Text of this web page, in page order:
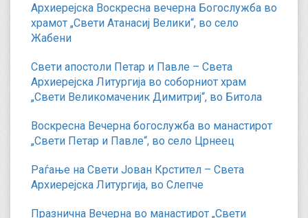
Архиерејска Воскресна вечерна Богослужба во
храмот „Свети Атанасиј Велики“, во село
Жабени
Свети апостоли Петар и Павле – Света
Архиерејска Литургија во соборниот храм
„Свети Великомаченик Димитриј“, во Битола
Воскресна Вечерна богослужба во манастирот
„Свети Петар и Павле“, во село Црнеец
Раѓање на Свети Јован Крстител – Света
Архиерејска Литургија, во Слепче
Празнична Вечерна во манастирот „Свети